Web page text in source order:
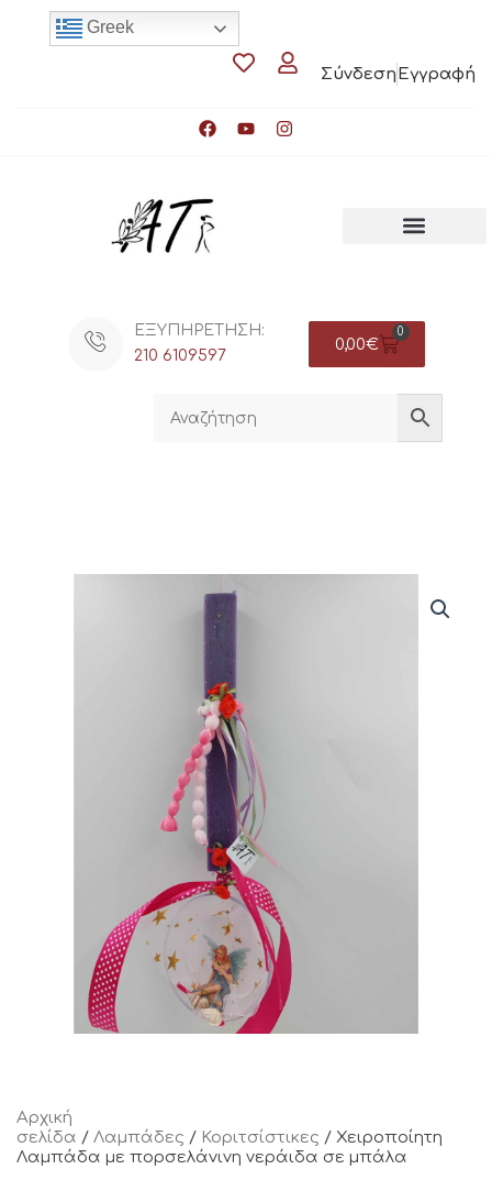
Σύνδεση Εγγραφή
Greek
ΕΞΥΠΗΡΕΤΗΣΗ:
210 6109597
0,00€
0
Αρχική
σελίδα / Λαμπάδες / Κοριτσίστικες / Χειροποίητη
Λαμπάδα με πορσελάνινη νεράιδα σε μπάλα